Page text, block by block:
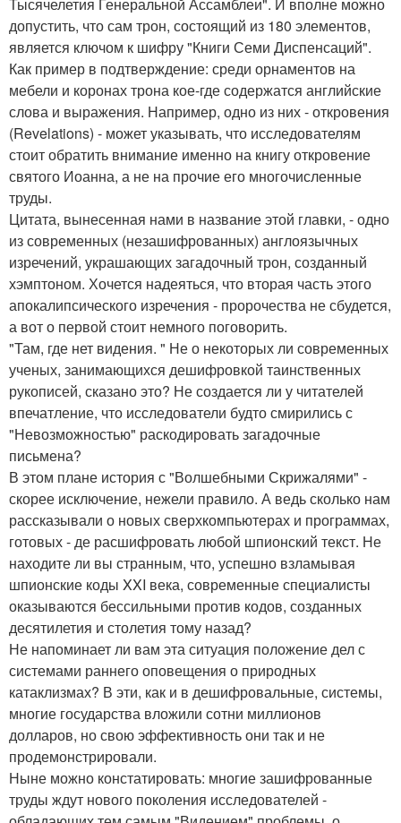
допустить, что сам трон, состоящий из 180 элементов,
является ключом к шифру "Книги Семи Диспенсаций".
Как пример в подтверждение: среди орнаментов на
мебели и коронах трона кое-где содержатся английские
слова и выражения. Например, одно из них - откровения
(Revelations) - может указывать, что исследователям
стоит обратить внимание именно на книгу откровение
святого Иоанна, а не на прочие его многочисленные
труды.
Цитата, вынесенная нами в название этой главки, - одно
из современных (незашифрованных) англоязычных
изречений, украшающих загадочный трон, созданный
хэмптоном. Хочется надеяться, что вторая часть этого
апокалипсического изречения - пророчества не сбудется,
а вот о первой стоит немного поговорить.
"Там, где нет видения. " Не о некоторых ли современных
ученых, занимающихся дешифровкой таинственных
рукописей, сказано это? Не создается ли у читателей
впечатление, что исследователи будто смирились с
"Невозможностью" раскодировать загадочные
письмена?
В этом плане история с "Волшебными Скрижалями" -
скорее исключение, нежели правило. А ведь сколько нам
рассказывали о новых сверхкомпьютерах и программах,
готовых - де расшифровать любой шпионский текст. Не
находите ли вы странным, что, успешно взламывая
шпионские коды XXI века, современные специалисты
оказываются бессильными против кодов, созданных
десятилетия и столетия тому назад?
Не напоминает ли вам эта ситуация положение дел с
системами раннего оповещения о природных
катаклизмах? В эти, как и в дешифровальные, системы,
многие государства вложили сотни миллионов
долларов, но свою эффективность они так и не
продемонстрировали.
Ныне можно констатировать: многие зашифрованные
труды ждут нового поколения исследователей -